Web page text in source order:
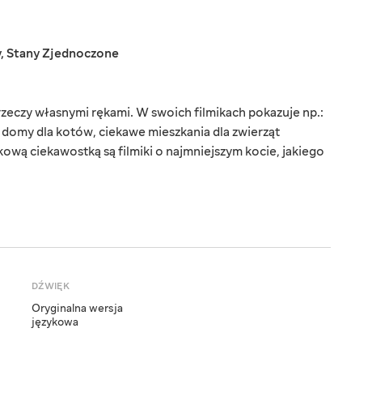
, Stany Zjednoczone
własnymi rękami. W swoich filmikach pokazuje np.:
dla kotów, ciekawe mieszkania dla zwierząt
ciekawostką są filmiki o najmniejszym kocie, jakiego
DŹWIĘK
Oryginalna wersja
językowa